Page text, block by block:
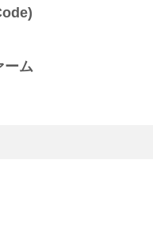
ーム